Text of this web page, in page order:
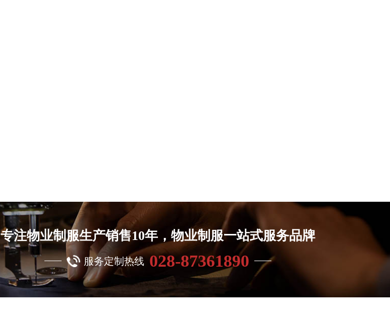
专注物业制服生产销售10年，物业制服一站式服务品牌
服务定制热线 028-87361890